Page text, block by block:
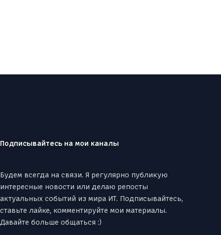
Подписывайтесь на мои каналы
Будем всегда на связи. Я регулярно публикую
интересные новости или делаю репосты
актуальных событий из мира ИТ. Подписывайтесь,
ставьте лайке, комментируйте мои материалы.
Давайте больше общаться :)